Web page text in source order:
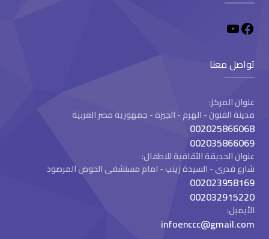
تواصل معنا
عنوان المركز:
مدينة الفنون - الهرم - الجيزة - جمهورية مصر العربية
002025866068
002035866069
عنوان الحديقة الثقافية للاطفال:
شارع قدرى - السيدة زينب - امام مستشفى الحوض المرصود
002023958169
002032915220
الأيميل:
infoenccc@gmail.com